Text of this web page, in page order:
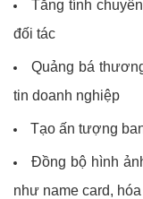
Tăng tính
đối tác
Quảng bá
tin doanh nghiệp
Tạo ấn tượng
Đồng bộ hình
như name card,